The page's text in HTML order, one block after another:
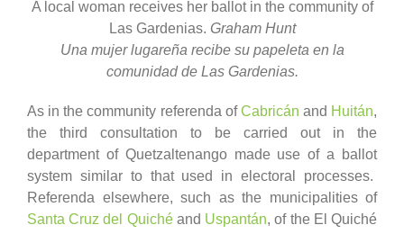
A local woman receives her ballot in the community of
Las Gardenias. Graham Hunt
Una mujer lugareña recibe su papeleta en la
comunidad de Las Gardenias.
As in the community referenda ofCabricán and Huitán,
the third consultation to be carried out in the
department of Quetzaltenango made use of a ballot
system similar to that used in electoral processes.
Referenda elsewhere, such as the municipalities of
Santa Cruz del Quichéand Uspantán, of the El Quiché